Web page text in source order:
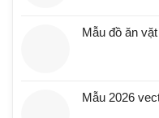
Mẫu đồ ăn vặt
Mẫu 2026